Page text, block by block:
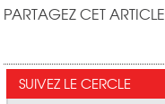
PARTAGEZ CET ARTICLE
SUIVEZ LE CERCLE